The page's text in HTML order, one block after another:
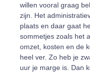
willen vooral graag
zijn. Het
plaats en daar gaat
sommetjes zoals het
omzet, kosten en de
heel ver. Zo heb je
uur je marge is. Dan